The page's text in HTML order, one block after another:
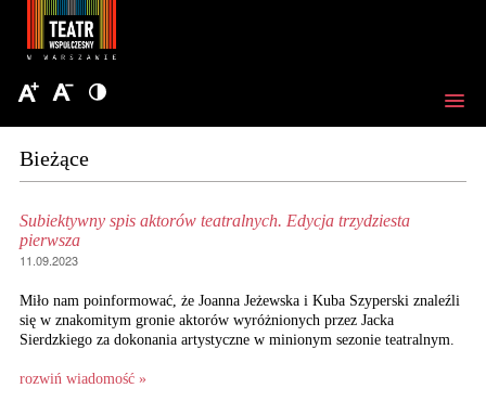
Bieżące
Subiektywny spis aktorów teatralnych. Edycja trzydziesta
pierwsza
11.09.2023
Miło nam poinformować, że Joanna Jeżewska i Kuba Szyperski znaleźli
się w znakomitym gronie aktorów wyróżnionych przez Jacka
Sierdzkiego za dokonania artystyczne w minionym sezonie teatralnym.
rozwiń wiadomość »